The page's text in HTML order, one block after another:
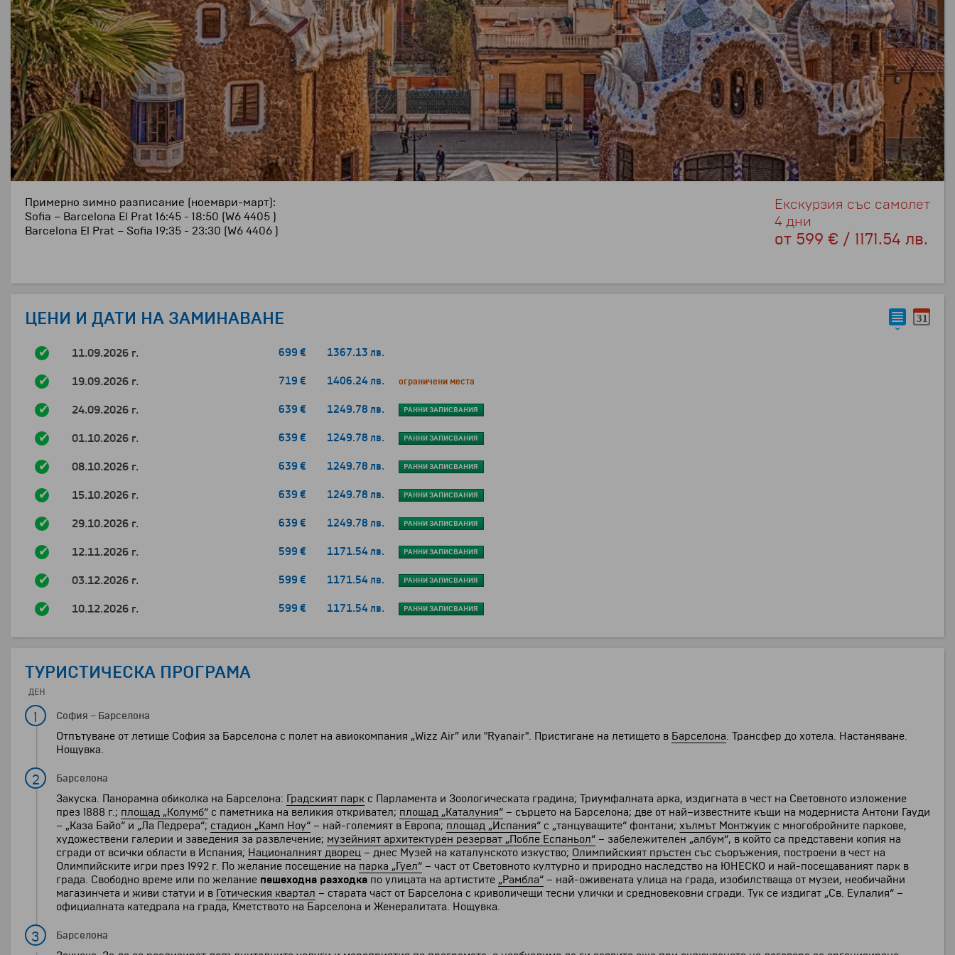
Екскурзия със самолет
4 дни
от 599 € / 1171.54 лв.
Примерно зимно разписание (ноември-март):
Sofia – Barcelona El Prat 16:45 - 18:50 (W6 4405 )
Barcelona El Prat – Sofia 19:35 - 23:30 (W6 4406 )
ЦЕНИ И ДАТИ НА ЗАМИНАВАНЕ
11.09.2026 г. 699 € 1367.13 лв.
19.09.2026 г. 719 € 1406.24 лв. ограничени места
24.09.2026 г. 639 € 1249.78 лв. РАННИ ЗАПИСВАНИЯ
01.10.2026 г. 639 € 1249.78 лв. РАННИ ЗАПИСВАНИЯ
08.10.2026 г. 639 € 1249.78 лв. РАННИ ЗАПИСВАНИЯ
15.10.2026 г. 639 € 1249.78 лв. РАННИ ЗАПИСВАНИЯ
29.10.2026 г. 639 € 1249.78 лв. РАННИ ЗАПИСВАНИЯ
12.11.2026 г. 599 € 1171.54 лв. РАННИ ЗАПИСВАНИЯ
03.12.2026 г. 599 € 1171.54 лв. РАННИ ЗАПИСВАНИЯ
10.12.2026 г. 599 € 1171.54 лв. РАННИ ЗАПИСВАНИЯ
ТУРИСТИЧЕСКА ПРОГРАМА
ДЕН
1 София – Барселона
Отпътуване от летище София за Барселона с полет на авиокомпания „Wizz Air” или "Ryanair". Пристигане на летището в Барселона. Трансфер до хотела. Настаняване.
Нощувка.
2 Барселона
Закуска. Панорамна обиколка на Барселона: Градският парк с Парламента и Зоологическата градина; Триумфалната арка, издигната в чест на Световното изложение
през 1888 г.; площад „Колумб“ с паметника на великия откривател; площад „Каталуния“ – сърцето на Барселона; две от най–известните къщи на модерниста Антони Гауди
– „Каза Байо“ и „Ла Педрера“; стадион „Камп Ноу“ – най-големият в Европа; площад „Испания“ с „танцуващите“ фонтани; хълмът Монтжуик с многобройните паркове,
художествени галерии и заведения за развлечение; музейният архитектурен резерват „Побле Еспаньол“ – забележителен „албум“, в който са представени копия на
сгради от всички области в Испания; Националният дворец – днес Музей на каталунското изкуство; Олимпийският пръстен със съоръжения, построени в чест на
Олимпийските игри през 1992 г. По желание посещение на парка „Гуел“ – част от Световното културно и природно наследство на ЮНЕСКО и най-посещаваният парк в
града. Свободно време или по желание пешеходна разходка по улицата на артистите „Рамбла“ – най-оживената улица на града, изобилстваща от музеи, необичайни
магазинчета и живи статуи и в Готическия квартал – старата част от Барселона с криволичещи тесни улички и средновековни сгради. Тук се издигат „Св. Еулалия“ –
официалната катедрала на града, Кметството на Барселона и Женералитата. Нощувка.
3 Барселона